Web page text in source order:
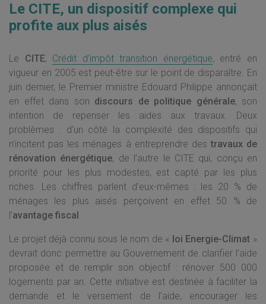
Le CITE, un dispositif complexe qui
profite aux plus aisés
Le CITE, Crédit d’impôt transition énergétique, entré en
vigueur en 2005 est peut-être sur le point de disparaître. En
juin dernier, le Premier ministre Edouard Philippe annonçait
en effet dans son discours de politique générale, son
intention de repenser les aides aux travaux. Deux
problèmes : d’un côté la complexité des dispositifs qui
n’incitent pas les ménages à entreprendre destravaux de
rénovation énergétique, de l’autre le CITE qui, conçu en
priorité pour les plus modestes, est capté par les plus
riches. Les chiffres parlent d’eux-mêmes : les 20 % de
ménages les plus aisés perçoivent en effet 50 % de
l’avantage fiscal.
Le projet déjà connu sous le nom de « loi Energie-Climat »
devrait donc permettre au Gouvernement de clarifier l’aide
proposée et de remplir son objectif : rénover 500 000
logements par an. Cette initiative est destinée à faciliter la
demande et le versement de l’aide, encourager les